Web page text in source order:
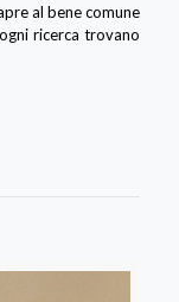
al bene comune
ricerca trovano